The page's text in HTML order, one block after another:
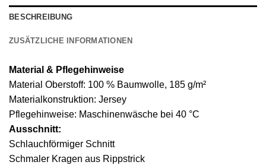
BESCHREIBUNG
ZUSÄTZLICHE INFORMATIONEN
Material & Pflegehinweise
Material Oberstoff: 100 % Baumwolle, 185 g/m²
Materialkonstruktion: Jersey
Pflegehinweise: Maschinenwäsche bei 40 °C
Ausschnitt:
Schlauchförmiger Schnitt
Schmaler Kragen aus Rippstrick